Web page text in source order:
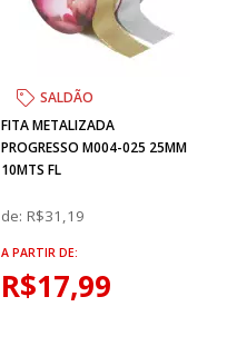
SALDÃO
FITA METALIZADA
PROGRESSO M004-025 25MM
10MTS FL
de:R$31,19
A PARTIR DE:
R$17,99